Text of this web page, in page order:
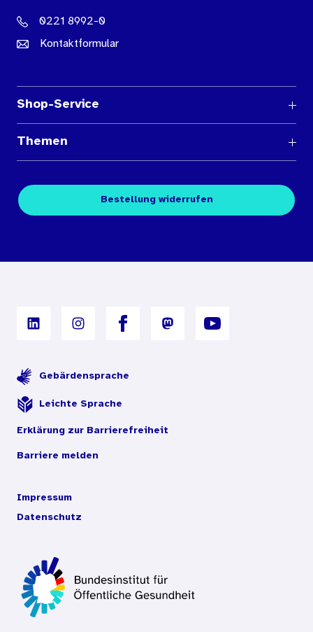
0221 8992-0
Kontaktformular
Shop-Service
Medienübersichten
Kontakt
Themen
Fachpublikationen
Digitales Archiv
Bestellung widerrufen
Gebärdensprache
Leichte Sprache
Erklärung zur Barrierefreiheit
Barriere melden
Impressum
Datenschutz